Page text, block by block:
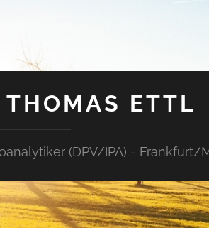
ETTL
(DPV/IPA) - Frankfurt/